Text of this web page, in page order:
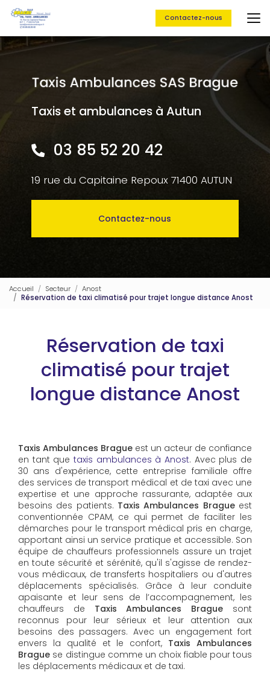
Aller
au
contenu
principal
Contactez-nous
Taxis et ambulances à Autun
03 85 52 20 42
19 rue du Capitaine Repoux 71400 AUTUN
Contactez-nous
Accueil Secteur
Anost
Réservation de taxi climatisé pour trajet longue distance Anost
Réservation de taxi
climatisé pour trajet
longue distance Anost
Taxis Ambulances Brague est un acteur de confiance
en tant que taxis ambulances à Anost. Avec plus de
30 ans d'expérience, cette entreprise familiale offre
des services de transport médical et de taxi avec une
expertise et une approche rassurante, adaptée aux
besoins des patients. Taxis Ambulances Bragueest
conventionnée CPAM, ce qui permet de faciliter les
démarches pour le transport médical pris en charge,
apportant ainsi un service pratique et accessible. Son
équipe de chauffeurs professionnels assure un trajet
en toute sécurité et sérénité, qu'il s'agisse de rendez-
vous médicaux, de transferts hospitaliers ou d'autres
déplacements spécialisés. Grâce à leur conduite
apaisante et leur sens de l’accompagnement, les
chauffeurs de Taxis Ambulances Brague sont
reconnus pour leur sérieux et leur attention aux
besoins des passagers. Avec un engagement fort
envers la qualité et le confort, Taxis Ambulances
Brague se distingue comme un choix fiable pour tous
les déplacements médicaux et de taxi.